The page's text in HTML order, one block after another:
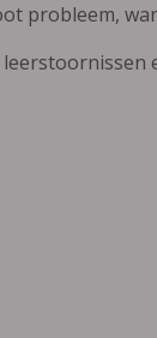
probleem,